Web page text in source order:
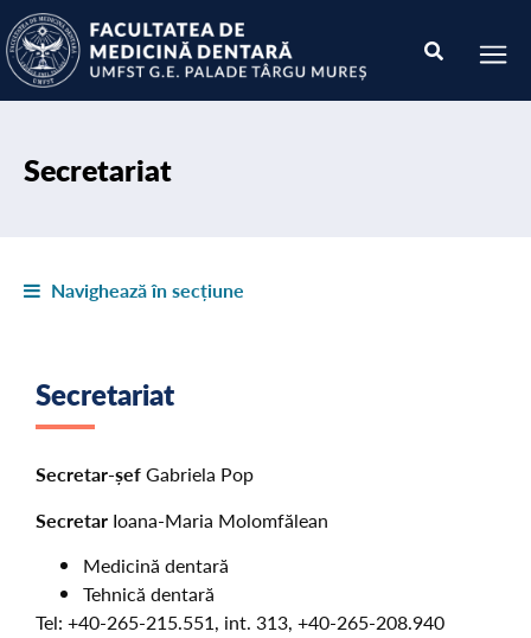
Secretariat
Navighează în secțiune
Secretariat
Secretar-șefGabriela Pop
Secretar Ioana-Maria Molomfălean
Medicină dentară
Tehnică dentară
Tel: +40-265-215.551, int. 313, +40-265-208.940